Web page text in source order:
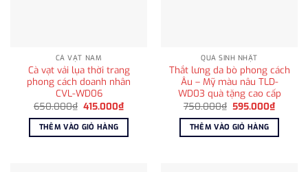
CÀ VẠT NAM
Cà vạt vải lụa thời trang
phong cách doanh nhân
CVL-WD06
650.000₫ Giá
là:
650.000₫.
415.000₫Giá
hiện
tại
415.000₫.
THÊM VÀO GIỎ HÀNG
QUÀ SINH NHẬT
Thắt lưng da bò phong cách
Âu – Mỹ màu nâu TLD-
WD03 quà tặng cao cấp
750.000₫ Giá
là:
750.000₫.
595.000₫Giá
hiện
tại
THÊM VÀO GIỎ HÀNG